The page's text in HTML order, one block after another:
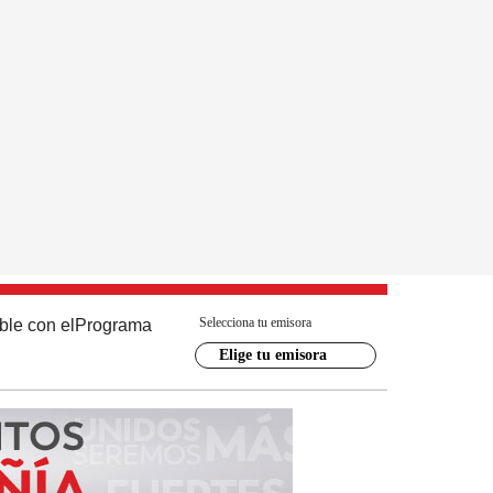
con el Programa Selecciona tu emisora
Elige tu emisora